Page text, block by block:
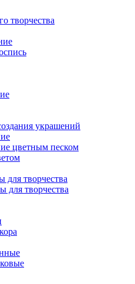
творчества
украшений
цветным песком
для творчества
для творчества